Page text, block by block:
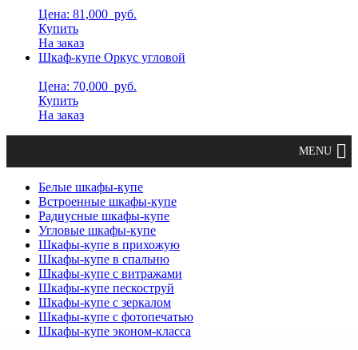
Цена: 81,000 руб.
Купить
На заказ
Шкаф-купе Оркус угловой
Цена: 70,000 руб.
Купить
На заказ
Белые шкафы-купе
Встроенные шкафы-купе
Радиусные шкафы-купе
Угловые шкафы-купе
Шкафы-купе в прихожую
Шкафы-купе в спальню
Шкафы-купе с витражами
Шкафы-купе пескоструй
Шкафы-купе с зеркалом
Шкафы-купе с фотопечатью
Шкафы-купе эконом-класса